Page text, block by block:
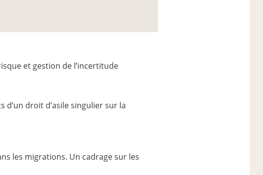
et gestion de l’incertitude
d’un droit d’asile singulier sur la
les migrations. Un cadrage sur les